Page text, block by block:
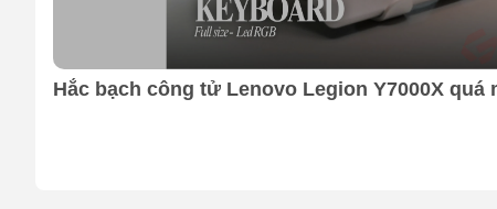
Asus đã tối ưu năng lực tản nhiệt và điện năng cho
chế độ Manual – một con số đầy ấn tượng cho
nhu cầu cá nhân, Scar 16 luôn sẵn sàng bứt phá với
Hắc bạch công tử Lenovo Legion Y7000X quá